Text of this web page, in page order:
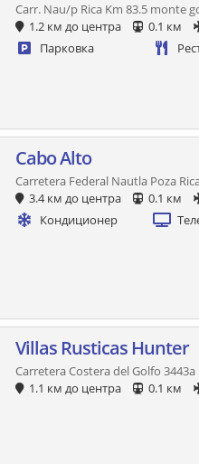
Carr. Nau/p Rica Km 83.5 monte
1.2 км до центра
0.1 км
Парковка
Cabo Alto
Carretera Federal Nautla Poza
3.4 км до центра
0.1 км
Кондиционер
Villas Rusticas Hunter
Carretera Costera del Golfo 3443a
1.1 км до центра
0.1 км